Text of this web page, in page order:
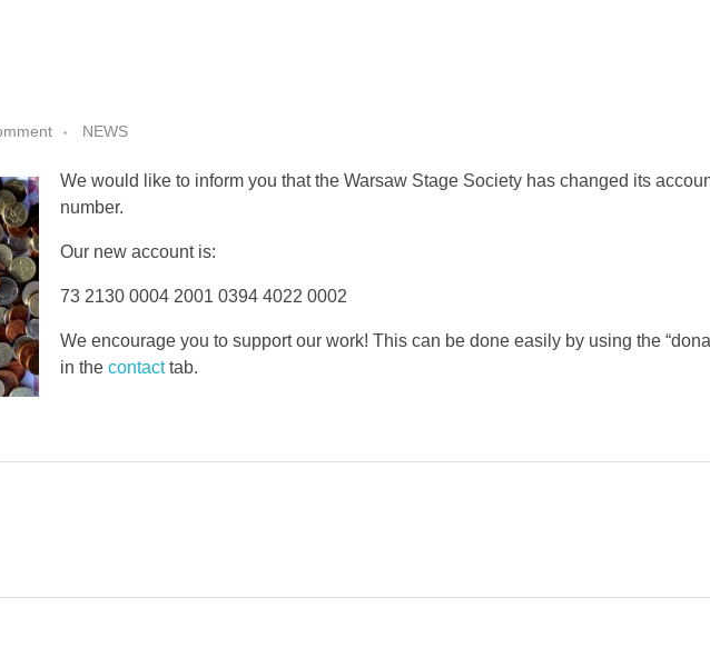
NEWS
We would like to inform you that the Warsaw Stage Society has changed its
number.
Our new account is:
73 2130 0004 2001 0394 4022 0002
We encourage you to support our work! This can be done easily by using the
in thecontacttab.